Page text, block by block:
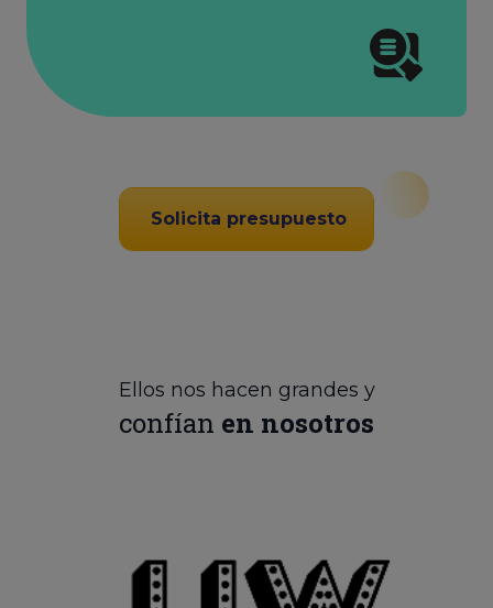
Solicita presupuesto
Ellos nos hacen grandes y
confían en nosotros